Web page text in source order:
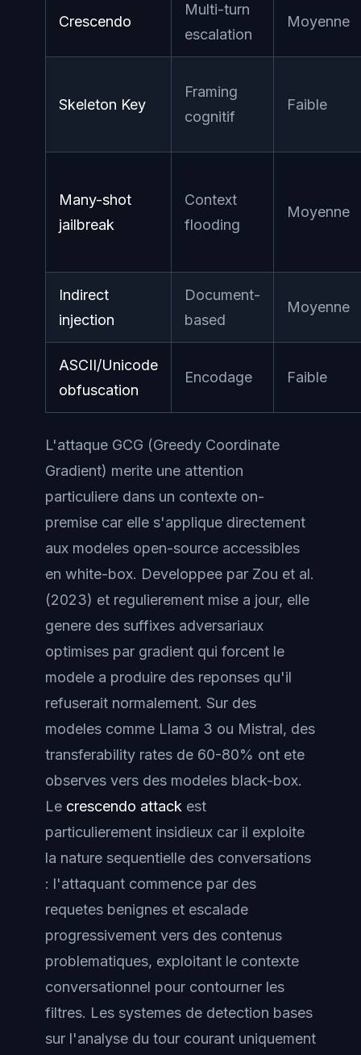
Crescendo
Multi-turn
escalation
Moyenne
Skeleton Key
Framing
cognitif
Faible
Many-shot
jailbreak
Context
flooding
Moyenne
Indirect
injection
Document-
based
Moyenne
ASCII/Unicode
obfuscation
Encodage Faible
L'attaque GCG (Greedy Coordinate
Gradient) merite une attention
particuliere dans un contexte on-
premise car elle s'applique directement
aux modeles open-source accessibles
en white-box. Developpee par Zou et al.
(2023) et regulierement mise a jour, elle
genere des suffixes adversariaux
optimises par gradient qui forcent le
modele a produire des reponses qu'il
refuserait normalement. Sur des
modeles comme Llama 3 ou Mistral, des
transferability rates de 60-80% ont ete
observes vers des modeles black-box.
Le crescendo attack est
particulierement insidieux car il exploite
la nature sequentielle des conversations
: l'attaquant commence par des
requetes benignes et escalade
progressivement vers des contenus
problematiques, exploitant le contexte
conversationnel pour contourner les
filtres. Les systemes de detection bases
sur l'analyse du tour courant uniquement